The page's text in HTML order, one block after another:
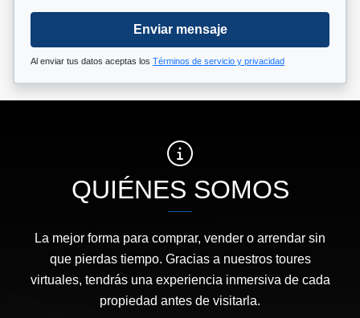
Enviar mensaje
Al enviar tus datos aceptas los Términos de servicio y privacidad
QUIÉNES SOMOS
La mejor forma para comprar, vender o arrendar sin
que pierdas tiempo. Gracias a nuestros toures
virtuales, tendrás una experiencia inmersiva de cada
propiedad antes de visitarla.